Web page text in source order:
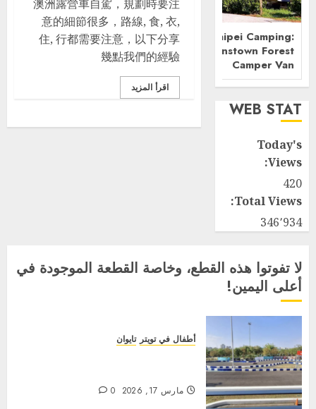
澳洲露營車自駕，規劃時要注
意的細節很多，路線, 食, 衣,
住, 行都需要注意，以下分享
幾點我們的經驗
اقرأ المزيد
New Taipei Camping:
Jinshan Queenstown Forest
Camper Van
Longdong Bay Experience
Diving
WEB STAT
Today's
Views:
420
Total Views:
346٬934
لا تفوتوا هذه القطع، وخاصة القطعة الموجودة في
أعلى اليمين!
أطفال في تويتر تايوان
مارس 17, 2026 0